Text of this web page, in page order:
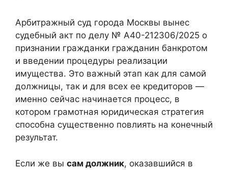
Арбитражный суд города Москвы вынес
судебный акт по делу № А40-212306/2025 о
признании гражданки гражданин банкротом
и введении процедуры реализации
имущества. Это важный этап как для самой
должницы, так и для всех ее кредиторов —
именно сейчас начинается процесс, в
котором грамотная юридическая стратегия
способна существенно повлиять на конечный
результат.
Если же вы сам должник, оказавшийся в